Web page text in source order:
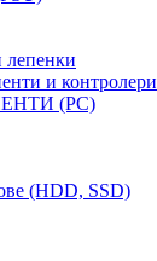
лепенки
и контролери
(PC)
(HDD, SSD)